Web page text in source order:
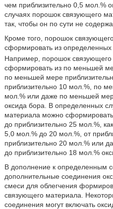
чем приблизительно 0,5 мол.%
случаях порошок связующего
так, чтобы он по сути не
Кроме того, порошок
сформировать из
Например, порошок
сформировать из по меньшей
по меньшей мере
приблизительно 10 мол.%, по
мол.% или даже по меньшей
оксида бора. В определенных
материала можно
до приблизительно 25 мол.%,
5,0 мол.% до 20 мол.%, от
приблизительно 20 мол.% или
до приблизительно 18 мол.%
В дополнение к определенным
дополнительные соединения
смеси для облегчения
связующего материала.
соединения могут включать